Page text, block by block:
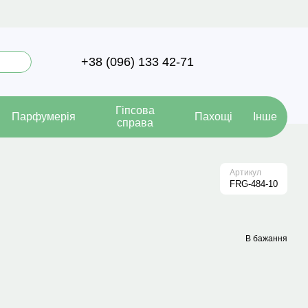
+38 (096) 133 42-71
Парфумерія
Гіпсова
справа
Пахощі Інше
Артикул
FRG-484-10
В бажання